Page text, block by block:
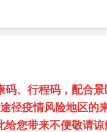
、行程码，配合
疫情风险地区
给您带来不便敬请